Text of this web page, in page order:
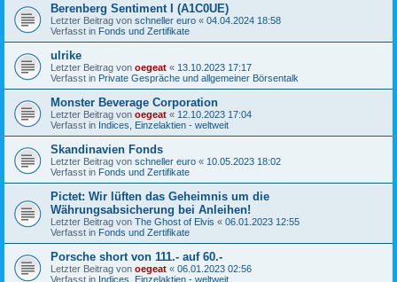
Berenberg Sentiment I (A1C0UE)
Letzter Beitrag von schneller euro « 04.04.2024 18:58
Verfasst in Fonds und Zertifikate
ulrike
Letzter Beitrag von oegeat « 13.10.2023 17:17
Verfasst in Private Gespräche und allgemeiner Börsentalk
Monster Beverage Corporation
Letzter Beitrag von oegeat « 12.10.2023 17:04
Verfasst in Indices, Einzelaktien - weltweit
Skandinavien Fonds
Letzter Beitrag von schneller euro « 10.05.2023 18:02
Verfasst in Fonds und Zertifikate
Pictet: Wir lüften das Geheimnis um die
Währungsabsicherung bei Anleihen!
Letzter Beitrag von The Ghost of Elvis « 06.01.2023 12:55
Verfasst in Fonds und Zertifikate
Porsche short von 111.- auf 60.-
Letzter Beitrag von oegeat « 06.01.2023 02:56
Verfasst in Indices, Einzelaktien - weltweit